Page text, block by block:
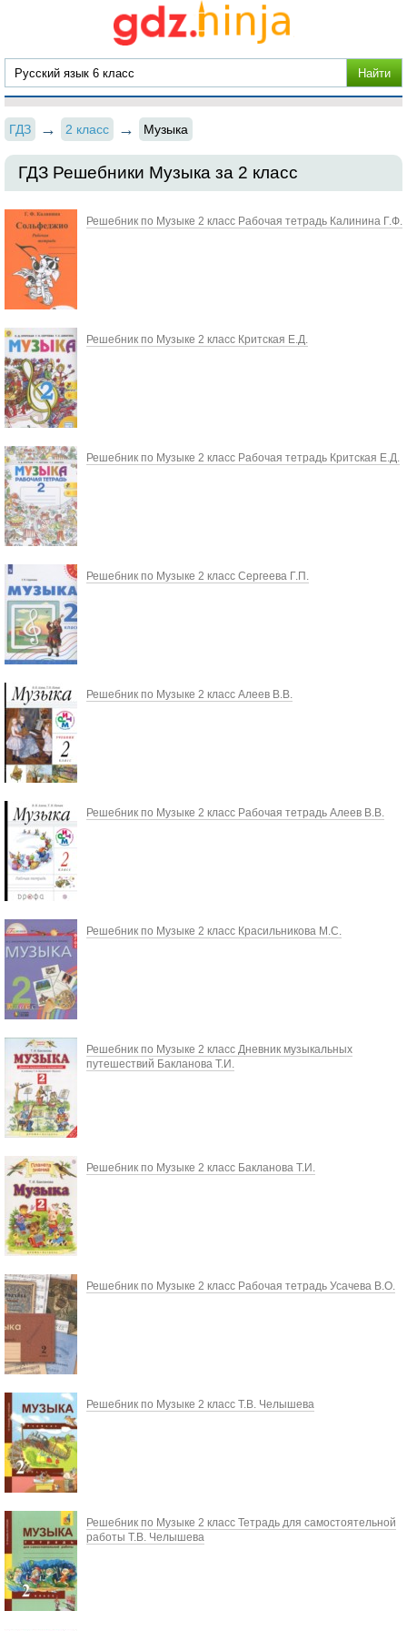
ГДЗ 2 класс Музыка
ГДЗ Решебники Музыка за 2 класс
Решебник по Музыке 2 класс Рабочая тетрадь Калинина Г.Ф.
Решебник по Музыке 2 класс Критская Е.Д.
Решебник по Музыке 2 класс Рабочая тетрадь Критская Е.Д.
Решебник по Музыке 2 класс Сергеева Г.П.
Решебник по Музыке 2 класс Алеев В.В.
Решебник по Музыке 2 класс Рабочая тетрадь Алеев В.В.
Решебник по Музыке 2 класс Красильникова М.С.
Решебник по Музыке 2 класс Дневник музыкальных
путешествий Бакланова Т.И.
Решебник по Музыке 2 класс Бакланова Т.И.
Решебник по Музыке 2 класс Рабочая тетрадь Усачева В.О.
Решебник по Музыке 2 класс Т.В. Челышева
Решебник по Музыке 2 класс Тетрадь для самостоятельной
работы Т.В. Челышева